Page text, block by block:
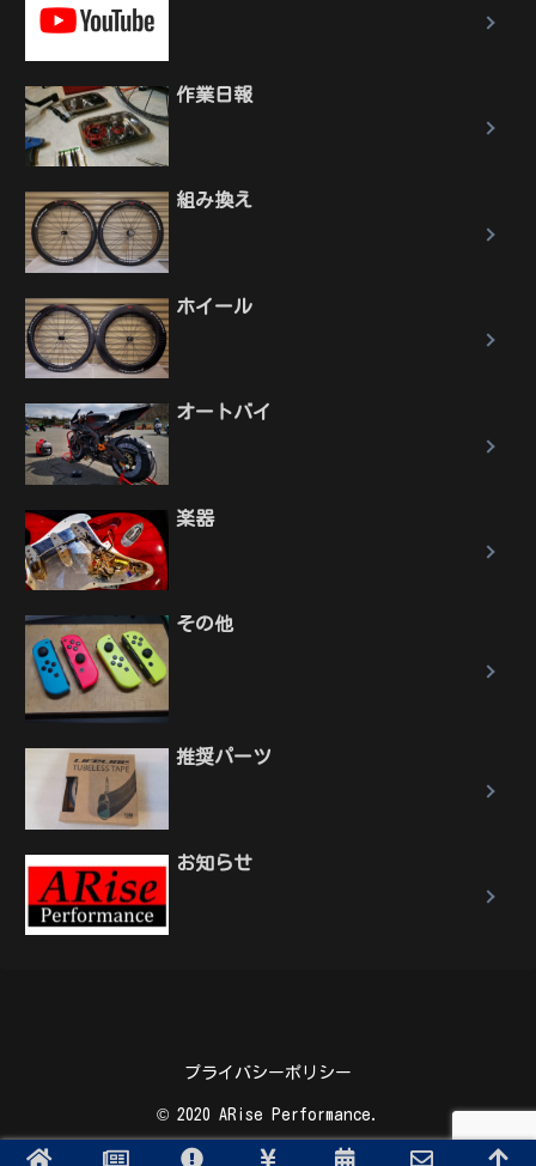
作業日報
組み換え
ホイール
オートバイ
楽器
その他
推奨パーツ
お知らせ
プライバシーポリシー
© 2020 ARise Performance.